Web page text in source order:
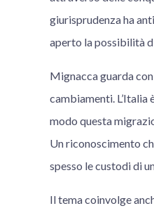
giurisprudenza ha
aperto la possibilità
Mignacca guarda
cambiamenti. L’Italia
modo questa
Un riconoscimento
spesso le custodi di
Il tema coinvolge